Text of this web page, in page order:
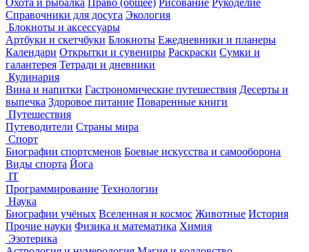
Охота и рыбалка Право (общее) Рисование Рукоделие
Справочники для досуга Экология
Блокноты и аксессуары
Артбуки и скетчбуки Блокноты Ежедневники и планеры
Календари Открытки и сувениры Раскраски Сумки и
галантерея Тетради и дневники
Кулинария
Вина и напитки Гастрономические путешествия Десерты и
выпечка Здоровое питание Поваренные книги
Путешествия
Путеводители Страны мира
Спорт
Биографии спортсменов Боевые искусства и самооборона
Виды спорта Йога
IT
Программирование Технологии
Наука
Биографии учёных Вселенная и космос Животные История
Прочие науки Физика и математика Химия
Эзотерика